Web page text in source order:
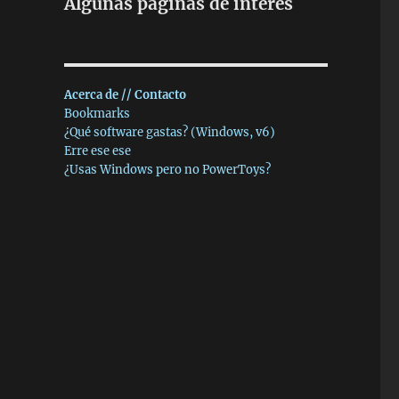
Acerca de // Contacto
Bookmarks
¿Qué software gastas? (Windows, v6)
Erre ese ese
¿Usas Windows pero no PowerToys?